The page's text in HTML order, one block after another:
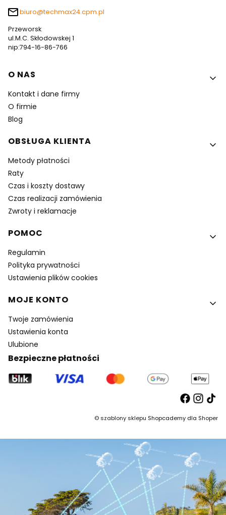
biuro@techmax24.cpm.pl
Przeworsk
ul.M.C. Skłodowskej 1
nip:794-16-86-766
Linki w stopce
O NAS
Kontakt i dane firmy
O firmie
Blog
OBSŁUGA KLIENTA
Metody płatności
Raty
Czas i koszty dostawy
Czas realizacji zamówienia
Zwroty i reklamacje
POMOC
Regulamin
Polityka prywatności
Ustawienia plików cookies
MOJE KONTO
Twoje zamówienia
Ustawienia konta
Ulubione
Bezpieczne płatności
©szablony sklepu Shopcademy dla Shoper